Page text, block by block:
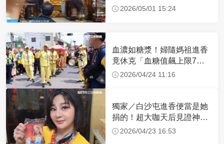
2026/05/01 15:24
血濃如糖漿！婦隨媽祖進香
竟休克「血糖值飆上限7
倍」 醫曝原因
2026/04/24 11:16
獨家／白沙屯進香便當是她
捐的！超大咖天后見證神
蹟 一靠近媽祖就爆哭
2026/04/23 16:53